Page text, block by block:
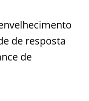
de resposta
de